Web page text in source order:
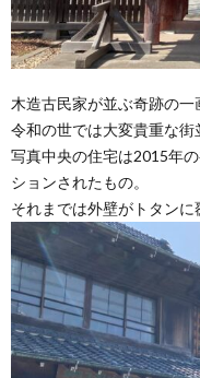
木造古民家が並ぶ奇跡の一
令和の世では大変貴重な街
写真中央の住宅は2015年
ションされたもの。
それまでは外壁がトタンに